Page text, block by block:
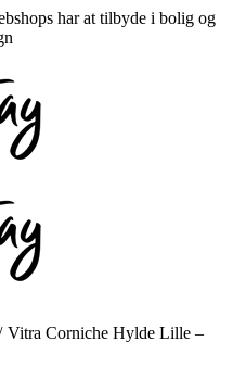
har at tilbyde i bolig og
Vitra Corniche Hylde Lille –